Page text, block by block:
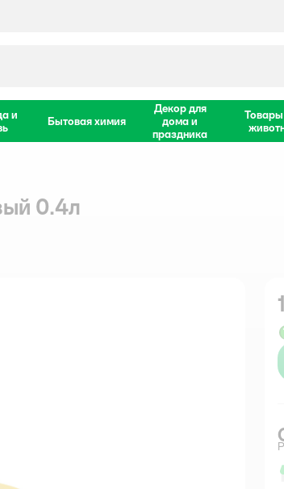
и
Бытовая химия
Декор для
дома и
праздника
Товары
0.4л